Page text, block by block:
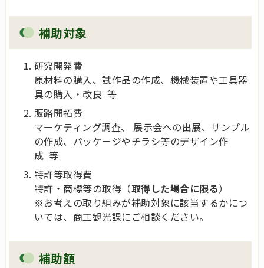
補助対象
研究開発費
原材料の購入、試作品の作成、機械装置や工具器
具の購入・改良 等
販路開拓費
マーケティング調査、 展示会への出展、サンプル
の作成、パッケージやチラシ等のデザイン作
成 等
特許等取得費
特許・商標等の取得（取得した場合に限る）
※お考えの取り組みが補助対象に該当するかにつ
いては、商工観光課にご相談ください。
補助額